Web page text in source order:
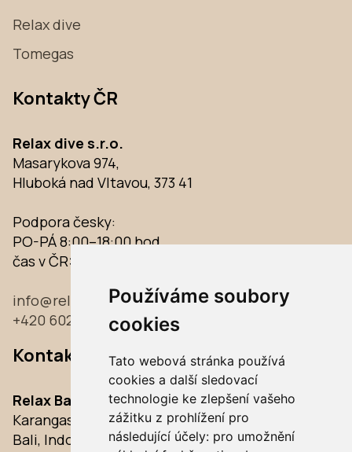
Používáme soubory
cookies
Tato webová stránka používá
cookies a další sledovací
technologie ke zlepšení vašeho
zážitku z prohlížení pro
následující účely: pro umožnění
Relax dive
Tomegas
Kontakty ČR
Relax dive s.r.o.
Masarykova 974,
Hluboká nad Vltavou, 373 41
Podpora česky:
PO-PÁ 8:00–18:00 hod.
čas v ČR:
info@relaxbali.cz
+420 602 344 534
Kontakty Bali
Relax Bali Kubu
Karangasem,
Bali, Indonésie